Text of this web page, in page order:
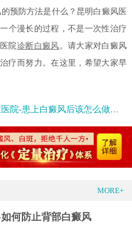
防方法是什么？昆明白癜风医
个漫长的过程，不是一次性治疗
院诊断白癜风。请大家对白癜风
疗而努力。在这里，希望大家早
上白癜风后该怎么做才能避免复发
MORE+
何防止背部白癜风